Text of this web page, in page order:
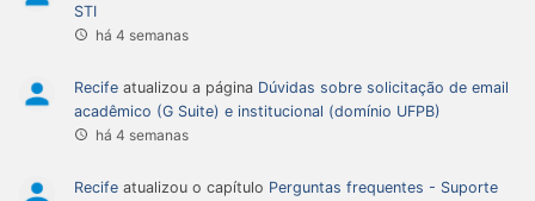
STI
há 4 semanas
Recife atualizou a página Dúvidas sobre solicitação de email
acadêmico (G Suite) e institucional (domínio UFPB)
há 4 semanas
Recife atualizou o capítulo Perguntas frequentes - Suporte